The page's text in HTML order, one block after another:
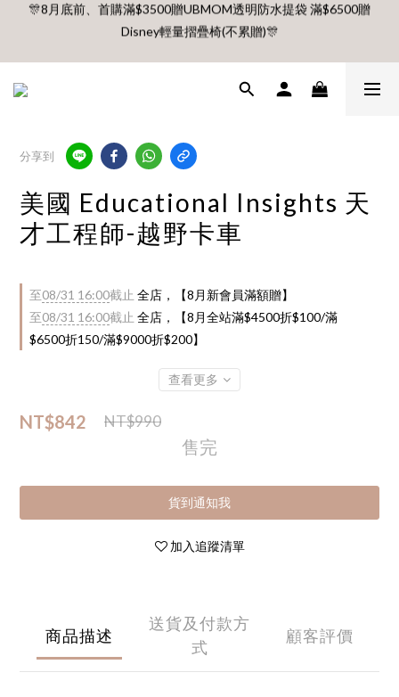
🎊8月底前、首購滿$3500贈UBMOM透明防水提袋 滿$6500贈
Disney輕量摺疊椅(不累贈)🎊
Disney輕量摺疊椅(不累贈)🎊
Disney輕量摺疊椅(不累贈)🎊
分享到
美國 Educational Insights 天
才工程師-越野卡車
至08/31 16:00截止 全店，【8月新會員滿額贈】
至08/31 16:00截止 全店，【8月全站滿$4500折$100/滿
$6500折150/滿$9000折$200】
查看更多
NT$842 NT$990
售完
貨到通知我
加入追蹤清單
商品描述
送貨及付款方
式
顧客評價